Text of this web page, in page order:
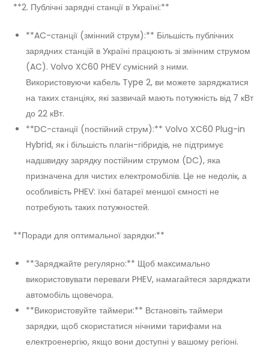
**2. Публічні зарядні станції в Україні:**
**AC-станції (змінний струм):** Більшість публічних
зарядних станцій в Україні працюють зі змінним струмом
(AC). Volvo XC60 PHEV сумісний з ними.
Використовуючи кабель Type 2, ви можете заряджатися
на таких станціях, які зазвичай мають потужність від 7 кВт
до 22 кВт.
**DC-станції (постійний струм):** Volvo XC60 Plug-in
Hybrid, як і більшість плагін-гібридів, не підтримує
надшвидку зарядку постійним струмом (DC), яка
призначена для чистих електромобілів. Це не недолік, а
особливість PHEV: їхні батареї меншої ємності не
потребують таких потужностей.
**Поради для оптимальної зарядки:**
**Заряджайте регулярно:** Щоб максимально
використовувати переваги PHEV, намагайтеся заряджати
автомобіль щовечора.
**Використовуйте таймери:** Встановіть таймери
зарядки, щоб скористатися нічними тарифами на
електроенергію, якщо вони доступні у вашому регіоні.